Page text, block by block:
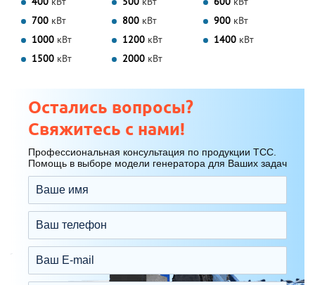
700 кВт 800 кВт 900 кВт
1000 кВт 1200 кВт 1400 кВт
1500 кВт 2000 кВт
Остались вопросы?
Свяжитесь с нами!
Профессиональная консультация по продукции ТСС.
Помощь в выборе модели генератора для Ваших задач